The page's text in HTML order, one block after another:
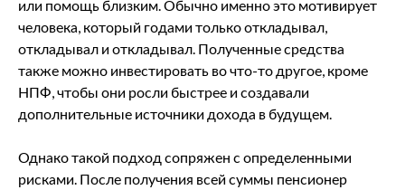
или помощь близким. Обычно именно это мотивирует
человека, который годами только откладывал,
откладывал и откладывал. Полученные средства
также можно инвестировать во что-то другое, кроме
НПФ, чтобы они росли быстрее и создавали
дополнительные источники дохода в будущем.
Однако такой подход сопряжен с определенными
рисками. После получения всей суммы пенсионер